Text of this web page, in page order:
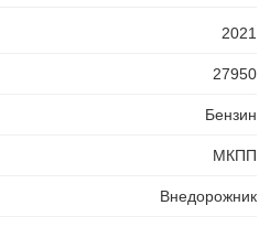
2021
27950
Бензин
МКПП
Внедорожник